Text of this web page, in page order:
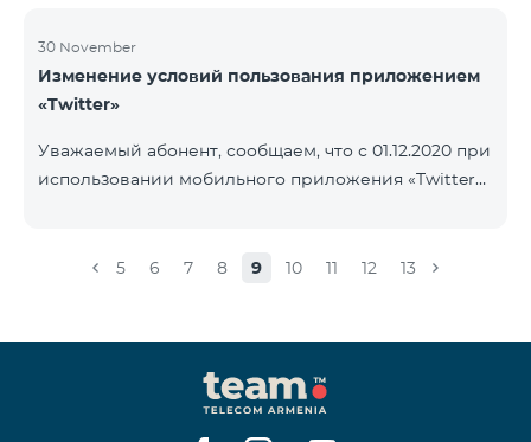
30 November
Изменение условий пользования приложением
«Twitter»
Уважаемый абонент, сообщаем, что с 01.12.2020 при
использовании мобильного приложения «Twitter»
Интернета, то тарификация будет осуществляться
согласно условиям вашего тарифного плана.
5 6 7 8 9 10 11 12 13